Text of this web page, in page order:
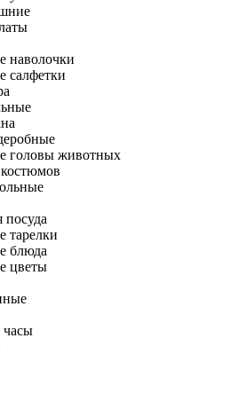
наволочки
салфетки
головы животных
посуда
тарелки
блюда
цветы
часы